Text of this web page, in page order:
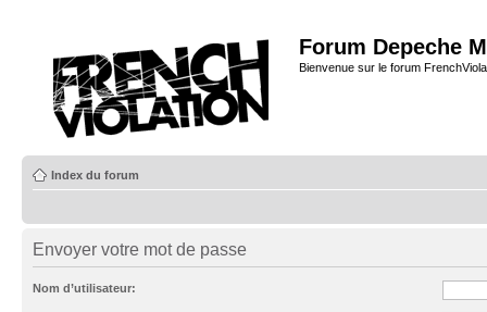
Forum Depeche
Bienvenue sur le forum
Index du forum
Envoyer votre mot de passe
Nom d’utilisateur: